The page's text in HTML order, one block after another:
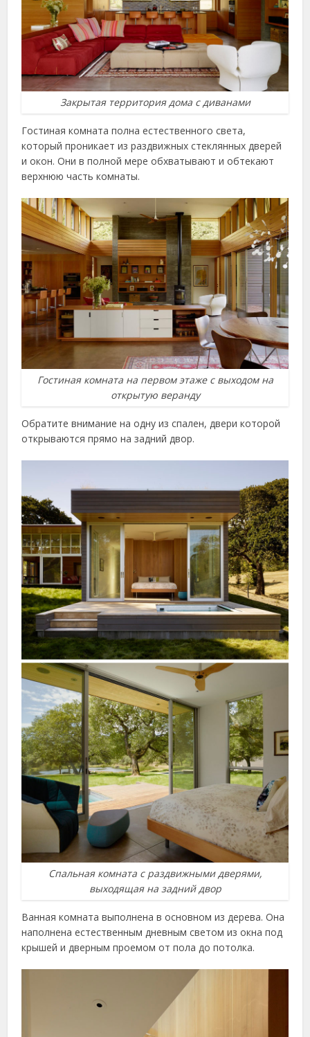
Закрытая территория дома с диванами
Гостиная комната полна естественного света,
который проникает из раздвижных стеклянных дверей
и окон. Они в полной мере обхватывают и обтекают
верхнюю часть комнаты.
Гостиная комната на первом этаже с выходом на
открытую веранду
Обратите внимание на одну из спален, двери которой
открываются прямо на задний двор.
Спальная комната с раздвижными дверями,
выходящая на задний двор
Ванная комната выполнена в основном из дерева. Она
наполнена естественным дневным светом из окна под
крышей и дверным проемом от пола до потолка.